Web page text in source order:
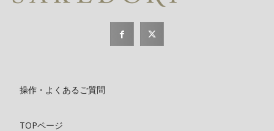
操作・よくあるご質問
TOPページ